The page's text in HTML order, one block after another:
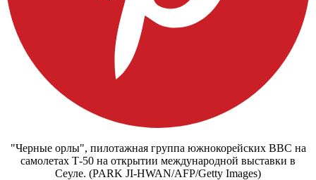
"Черные орлы", пилотажная группа южнокорейских ВВС на
самолетах Т-50 на открытии международной выставки в
Сеуле. (PARK JI-HWAN/AFP/Getty Images)